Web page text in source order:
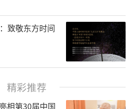
致敬东方时间
精彩推荐
相第30届中国